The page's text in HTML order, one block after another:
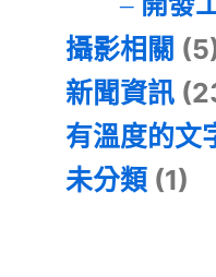
攝影相關
新聞資訊
有溫度的文
未分類 (1)